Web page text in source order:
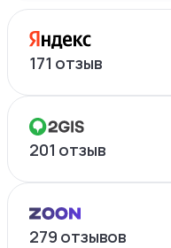
171 отзыв
201 отзыв
279 отзывов